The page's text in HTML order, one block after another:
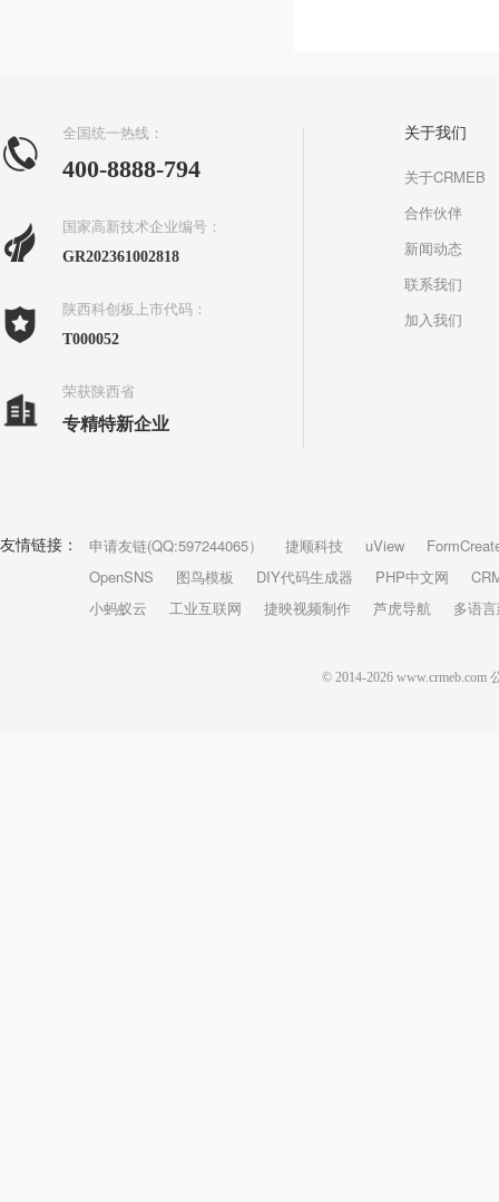
全国统一热线：
400-8888-794
国家高新技术企业编号：
GR202361002818
陕西科创板上市代码：
T000052
荣获陕西省
专精特新企业
关于我们
关于CRMEB
合作伙伴
新闻动态
联系我们
加入我们
友情链接： 申请友链(QQ:597244065） 捷顺科技 uView
OpenSNS
图鸟模板 DIY代码生成器 PHP中文网
小蚂蚁云
工业互联网 捷映视频制作 芦虎导航 多语
© 2014-2026